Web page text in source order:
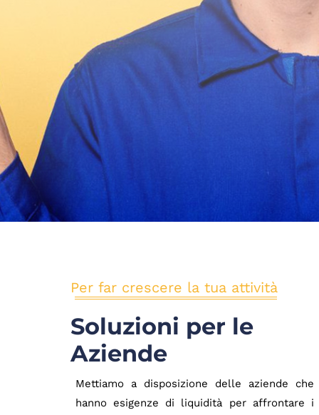
Per far crescere la tua attività
Soluzioni per le
Aziende
Mettiamo a disposizione delle aziende che
hanno esigenze di liquidità per affrontare i